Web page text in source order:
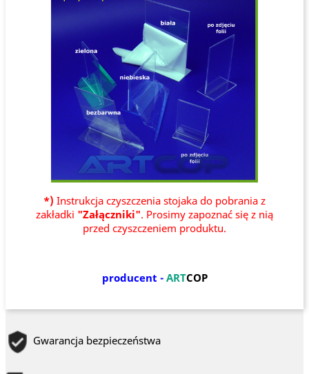
*) Instrukcja czyszczenia stojaka do pobrania z
zakładki "Załączniki". Prosimy zapoznać się z nią
przed czyszczeniem produktu.
producent - ARTCOP
Gwarancja bezpieczeństwa